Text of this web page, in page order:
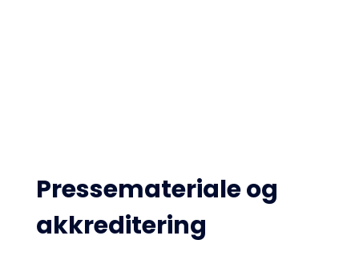
Pressemateriale og
akkreditering